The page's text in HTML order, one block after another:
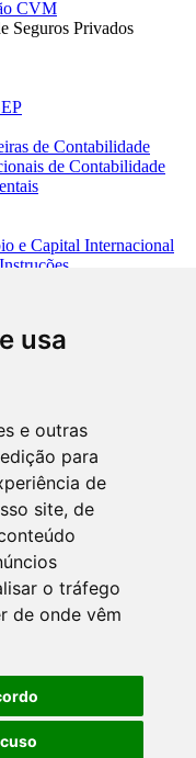
usa
e outras
para
de
site, de
o tráfego
de onde vêm
CVM
Seguros Privados
de Contabilidade
de Contabilidade
e Capital Internacional
Mobiliários
do SFN
Bancária
Nacional de
Cosif-e